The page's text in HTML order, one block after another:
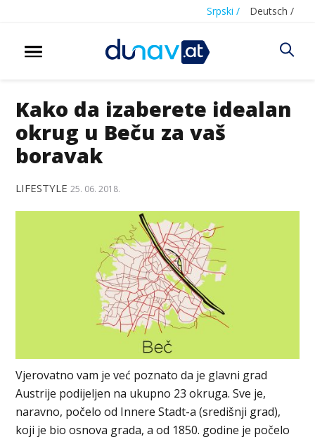
Srpski / Deutsch /
Kako da izaberete idealan
okrug u Beču za vaš
boravak
LIFESTYLE 25. 06. 2018.
Vjerovatno vam je već poznato da je glavni grad
Austrije podijeljen na ukupno 23 okruga. Sve je,
naravno, počelo od Innere Stadt-a (središnji grad),
koji je bio osnova grada, a od 1850. godine je počelo